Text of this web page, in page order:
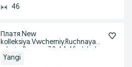
46
Платя.New
kolleksiya.Vwcherniy.Ruchnaya
Yangi